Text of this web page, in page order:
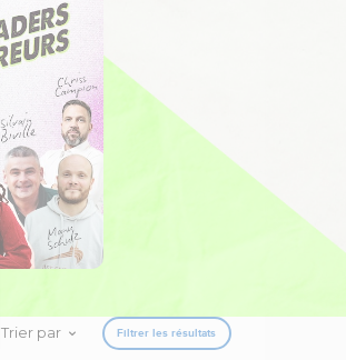
Trier par Filtrer les résultats